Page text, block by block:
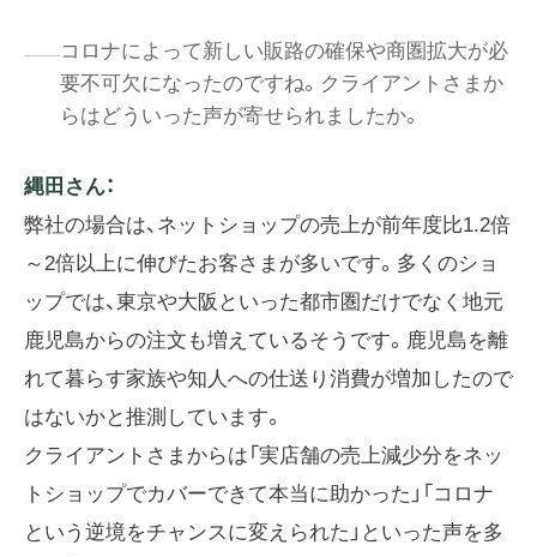
コロナによって新しい販路の確保や商圏拡大が必
要不可欠になったのですね。クライアントさまか
らはどういった声が寄せられましたか。
縄田さん：
弊社の場合は、ネットショップの売上が前年度比1.2倍
～2倍以上に伸びたお客さまが多いです。多くのショ
ップでは、東京や大阪といった都市圏だけでなく地元
鹿児島からの注文も増えているそうです。鹿児島を離
れて暮らす家族や知人への仕送り消費が増加したので
はないかと推測しています。
クライアントさまからは「実店舗の売上減少分をネッ
トショップでカバーできて本当に助かった」「コロナ
という逆境をチャンスに変えられた」といった声を多